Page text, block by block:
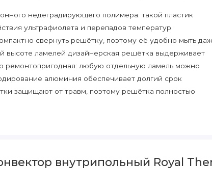
недеградирующего полимера: такой пластик
ультрафиолета и перепадов температур.
свернуть решётку, поэтому её удобно мыть
высоте ламелей дизайнерская решётка выдерживает
ремонтопригодная: любую отдельную ламель можно
алюминия обеспечивает долгий срок
защищают от травм, поэтому решётка полностью
рынком 90 и 110 мм, сверхмощные 150 и 190 мм, а
монтажа в ограниченную по высоте стяжку и
внутрипольный Royal